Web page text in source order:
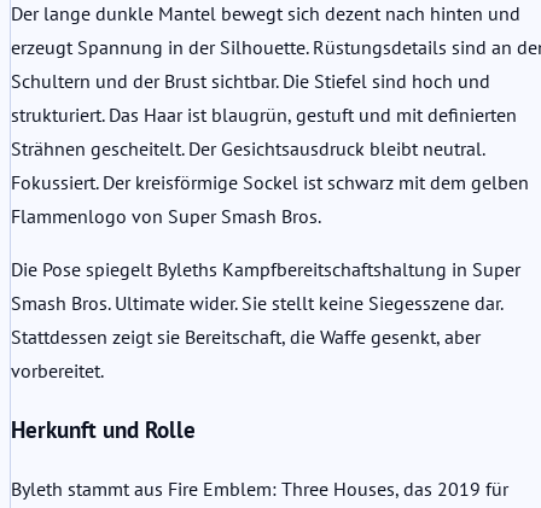
Der lange dunkle Mantel bewegt sich dezent nach hinten und
erzeugt Spannung in der Silhouette. Rüstungsdetails sind an
Schultern und der Brust sichtbar. Die Stiefel sind hoch und
strukturiert. Das Haar ist blaugrün, gestuft und mit definierten
Strähnen gescheitelt. Der Gesichtsausdruck bleibt neutral.
Fokussiert. Der kreisförmige Sockel ist schwarz mit dem gelben
Flammenlogo von Super Smash Bros.
Die Pose spiegelt Byleths Kampfbereitschaftshaltung in Super
Smash Bros. Ultimate wider. Sie stellt keine Siegesszene dar.
Stattdessen zeigt sie Bereitschaft, die Waffe gesenkt, aber
vorbereitet.
Herkunft und Rolle
Byleth stammt aus Fire Emblem: Three Houses, das 2019 für